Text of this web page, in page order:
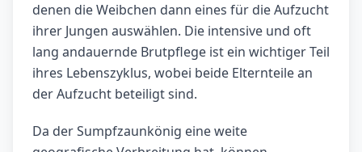
denen die Weibchen dann eines für die Aufzucht
ihrer Jungen auswählen. Die intensive und oft
lang andauernde Brutpflege ist ein wichtiger Teil
ihres Lebenszyklus, wobei beide Elternteile an
der Aufzucht beteiligt sind.
Da der Sumpfzaunkönig eine weite